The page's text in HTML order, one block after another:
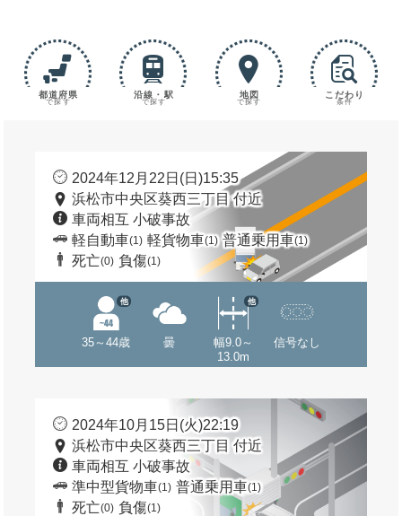
都道府県
で探す
沿線・駅
で探す
地図
で探す
こだわり
条件
2024年12月22日(日)15:35
浜松市中央区葵西三丁目 付近
車両相互 小破事故
軽自動車(1) 軽貨物車(1) 普通乗用車(1)
死亡(0) 負傷(1)
35～44歳
他
曇
幅9.0～
13.0m
他
信号なし
2024年10月15日(火)22:19
浜松市中央区葵西三丁目 付近
車両相互 小破事故
準中型貨物車(1) 普通乗用車(1)
死亡(0) 負傷(1)